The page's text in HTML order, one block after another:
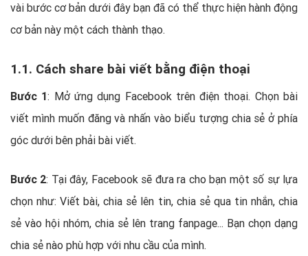
vài bước cơ bản dưới đây bạn đã có thể thực hiện hành động
cơ bản này một cách thành thạo.
1.1. Cách share bài viết bằng điện thoại
Bước 1: Mở ứng dụng Facebook trên điện thoại. Chọn bài
viết mình muốn đăng và nhấn vào biểu tượng chia sẻ ở phía
góc dưới bên phải bài viết.
Bước 2: Tại đây, Facebook sẽ đưa ra cho bạn một số sự lựa
chọn như: Viết bài, chia sẻ lên tin, chia sẻ qua tin nhắn, chia
sẻ vào hội nhóm, chia sẻ lên trang fanpage... Bạn chọn dạng
chia sẻ nào phù hợp với nhu cầu của mình.